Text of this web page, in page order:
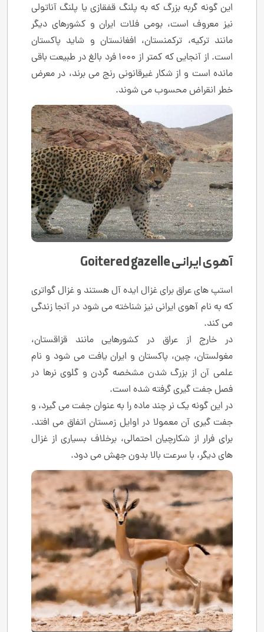
این گونه گربه بزرگ که به پلنگ قفقازی یا پلنگ آناتولی
نیز معروف است، بومی فلات ایران و کشورهای دیگر
مانند ترکیه، ترکمنستان، افغانستان و شاید پاکستان
است. از آنجایی که کمتر از 1000 فرد بالغ در طبیعت باقی
مانده است و از شکار غیرقانونی رنج می برند، در معرض
خطر انقراض محسوب می شوند.
آهوی ایرانی Goitered gazelle
استپ های عراق برای غزال ایده آل هستند و غزال گواتری
که به نام آهوی ایرانی نیز شناخته می شود در آنجا زندگی
می کند.
در خارج از عراق در کشورهایی مانند قزاقستان،
مغولستان، چین، پاکستان و ایران یافت می شود و نام
علمی آن از بزرگ شدن مشخصه گردن و گلوی نرها در
فصل جفت گیری گرفته شده است.
در این گونه یک نر چند ماده را به عنوان جفت می گیرد، و
جفت گیری آن معمولا در اوایل زمستان اتفاق می افتد.
برای فرار از شکارچیان احتمالی، برخلاف بسیاری از غزال
های دیگر، با سرعت بالا بدون جهش می دود.